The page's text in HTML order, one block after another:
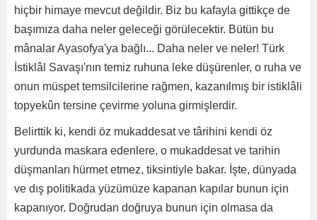
hiçbir himaye mevcut değildir. Biz bu kafayla gittikçe de
başımıza daha neler geleceği görülecektir. Bütün bu
mânalar Ayasofya'ya bağlı... Daha neler ve neler! Türk
İstiklâl Savaşı'nın temiz ruhuna leke düşürenler, o ruha ve
onun müspet temsilcilerine rağmen, kazanılmış bir istiklâli
topyekûn tersine çevirme yoluna girmişlerdir.
Belirttik ki, kendi öz mukaddesat ve târihini kendi öz
yurdunda maskara edenlere, o mukaddesat ve tarihin
düşmanları hürmet etmez, tiksintiyle bakar. İşte, dünyada
ve dış politikada yüzümüze kapanan kapılar bunun için
kapanıyor. Doğrudan doğruya bunun için olmasa da